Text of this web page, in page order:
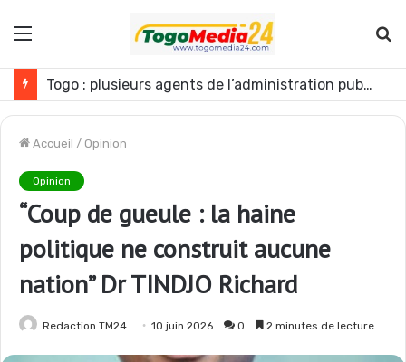
Menu
Togo : plusieurs agents de l’administration publique révoqués
Accueil / Opinion
Opinion
“Coup de gueule : la haine
politique ne construit aucune
nation” Dr TINDJO Richard
Redaction TM24 10 juin 2026 0 2 minutes de lecture